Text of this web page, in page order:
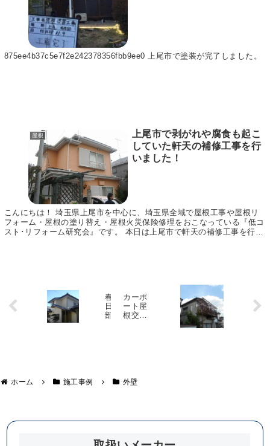
875ee4b37c5e7f2e242378356fbb9ee0 上尾市で塗装が完了しました。
屋根
上尾市で剥がれや腐食も起こ
していた軒天の補修工事を行
いました！
こんにちは！ 埼玉県上尾市を中心に、埼玉県全域で屋根工事や屋根リ
フォーム・屋根の塗り替え・屋根火災保険修理をおこなっている『低コ
スト･リフォーム研究会』です。 本日は上尾市で軒天の補修工事を行い
春
日
部
樋
漆
調
カーポ
ート屋
根交
島町M
様邸
ホーム 施工事例 外壁